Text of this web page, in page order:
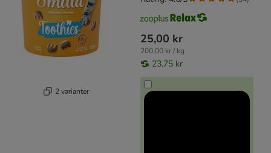
2 varianter
25,00 kr
200,00 kr / kg
23,75 kr